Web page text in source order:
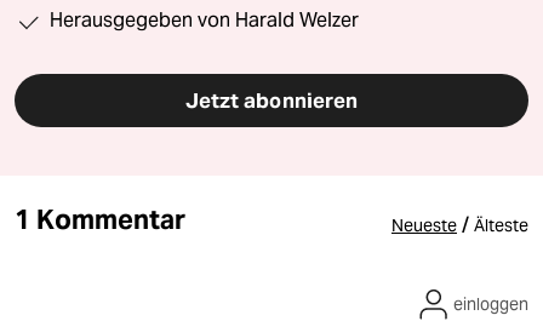
Herausgegeben von Harald Welzer
Jetzt abonnieren
1 Kommentar Neueste / Älteste
einloggen